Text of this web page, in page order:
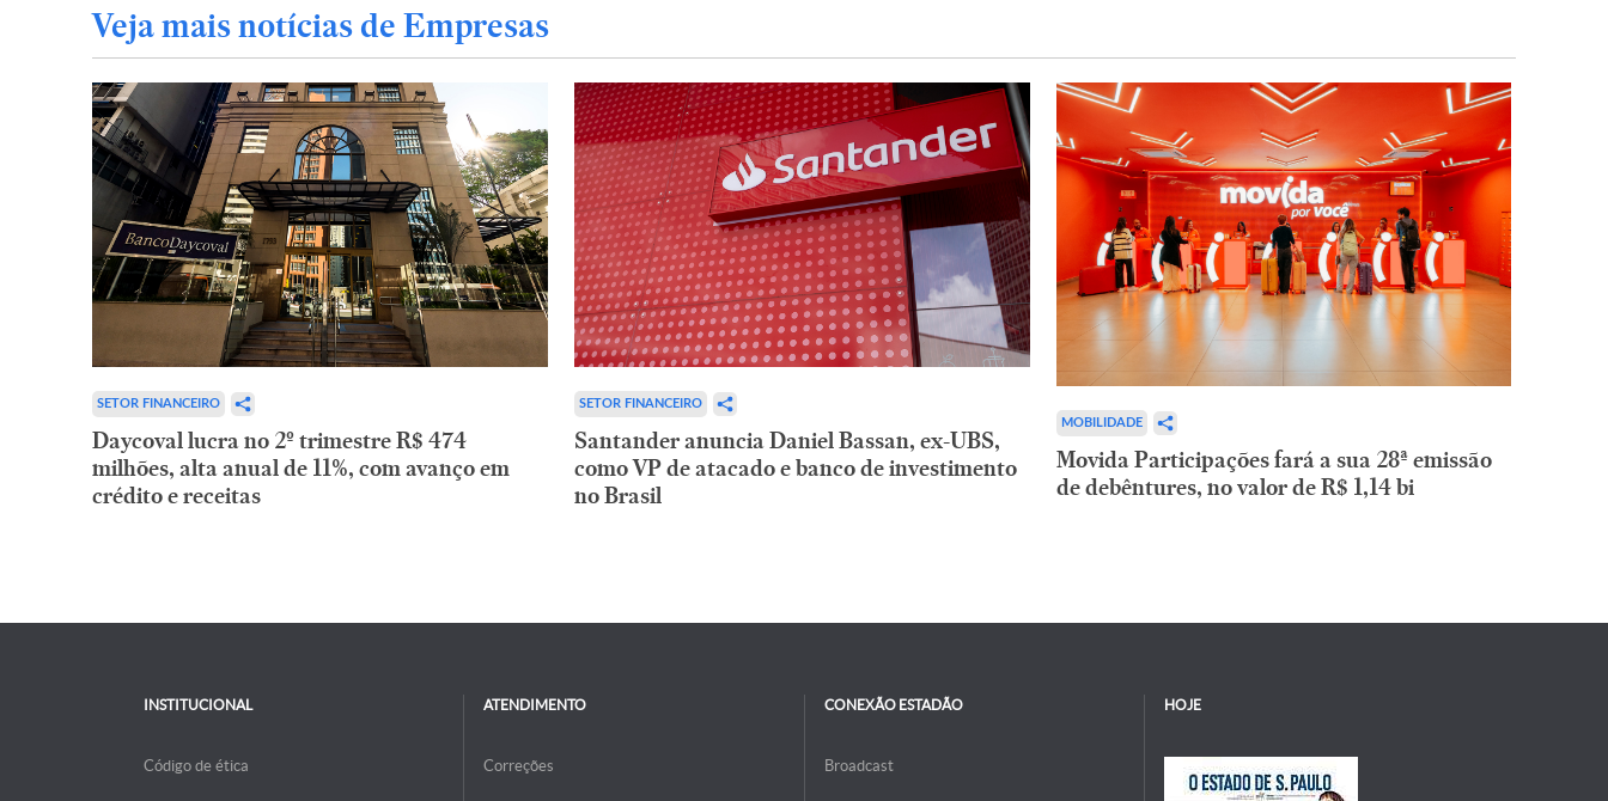
Veja mais notícias de Empresas
SETOR FINANCEIRO
Daycoval lucra no 2º trimestre R$ 474
milhões, alta anual de 11%, com avanço em
crédito e receitas
SETOR FINANCEIRO
Santander anuncia Daniel Bassan, ex-UBS,
como VP de atacado e banco de investimento
no Brasil
MOBILIDADE
Movida Participações fará a sua 28ª emissão
de debêntures, no valor de R$ 1,14 bi
INSTITUCIONAL
Código de ética
ATENDIMENTO
Correções
CONEXÃO ESTADÃO
Broadcast
HOJE